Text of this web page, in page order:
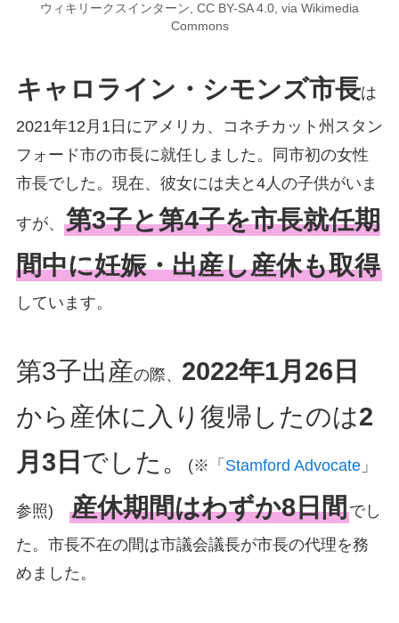
ウィキリークスインターン, CC BY-SA 4.0, via Wikimedia
Commons
キャロライン・シモンズ市長は
2021年12月1日にアメリカ、コネチカット州スタン
フォード市の市長に就任しました。同市初の女性
市長でした。現在、彼女には夫と4人の子供がいま
すが、 第3子と第4子を市長就任期
間中に妊娠・出産し産休も取得
しています。
第3子出産の際、 2022年1月26日
から産休に入り復帰したのは2
月3日 でした。 (※「 Stamford Advocate」
参照) 産休期間はわずか8日間でし
た。市長不在の間は市議会議長が市長の代理を務
めました。